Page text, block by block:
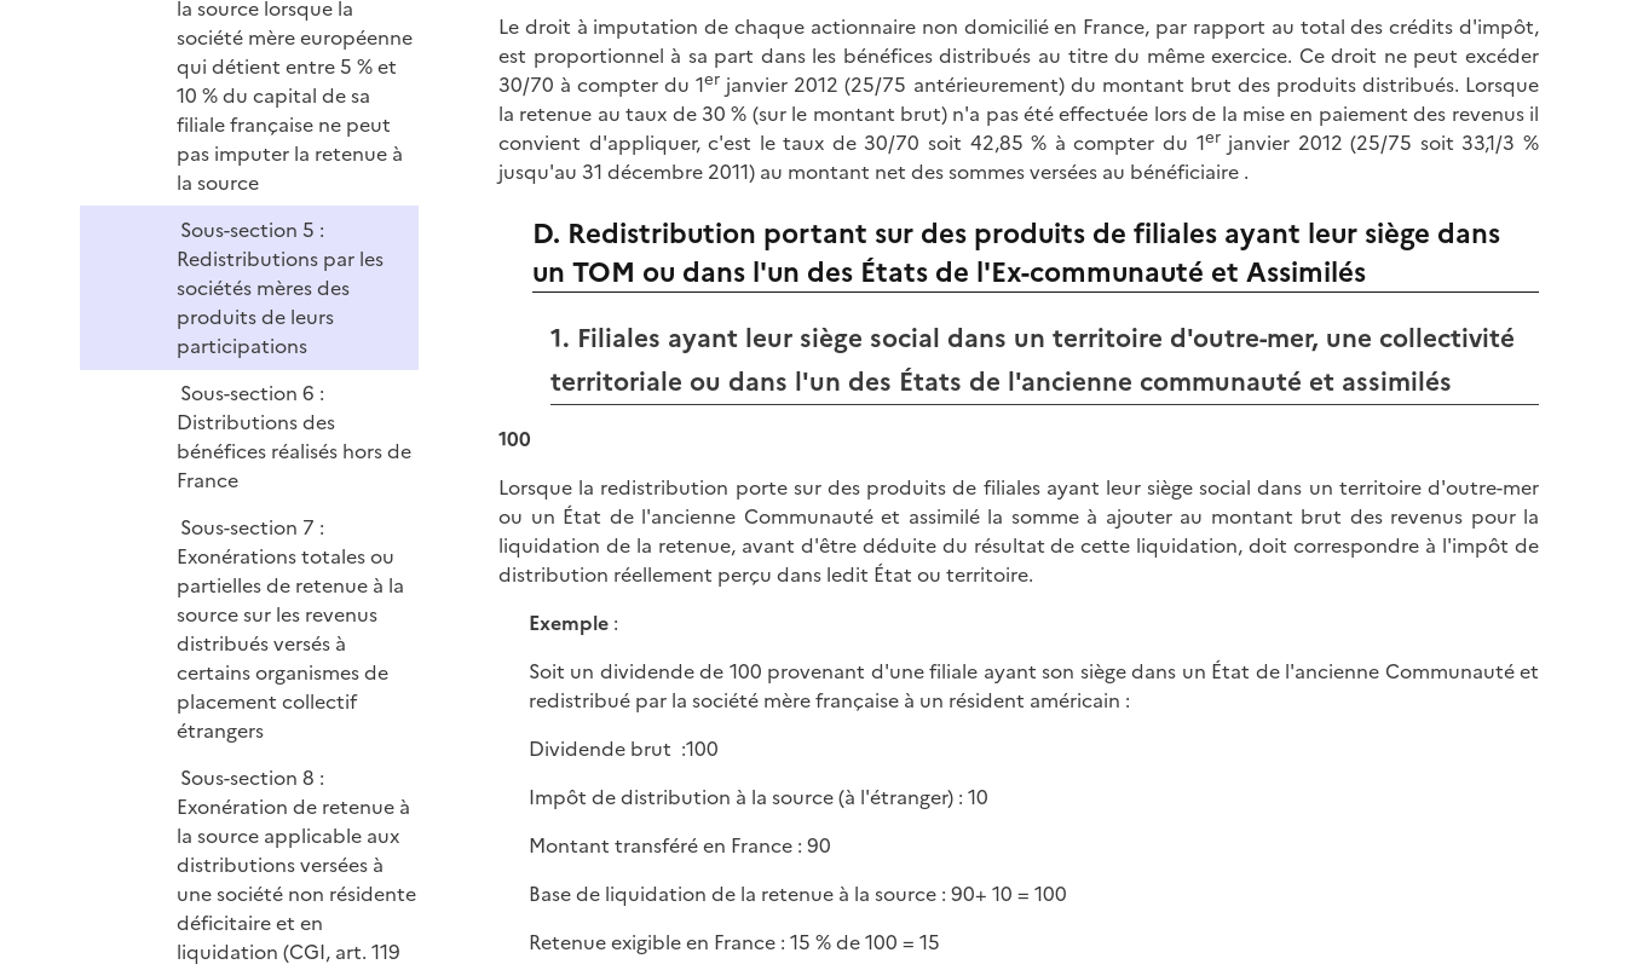
la source lorsque la
société mère européenne
qui détient entre 5 % et
10 % du capital de sa
filiale française ne peut
pas imputer la retenue à
la source
Sous-section 5 :
Redistributions par les
sociétés mères des
produits de leurs
participations
Sous-section 6 :
Distributions des
bénéfices réalisés hors de
France
Sous-section 7 :
Exonérations totales ou
partielles de retenue à la
source sur les revenus
distribués versés à
certains organismes de
placement collectif
étrangers
Sous-section 8 :
Exonération de retenue à
la source applicable aux
distributions versées à
une société non résidente
déficitaire et en
liquidation (CGI, art. 119
Le droit à imputation de chaque actionnaire non domicilié en France, par rapport au total des crédits d'impôt,
est proportionnel à sa part dans les bénéfices distribués au titre du même exercice. Ce droit ne peut excéder
30/70 à compter du 1er janvier 2012 (25/75 antérieurement) du montant brut des produits distribués. Lorsque
la retenue au taux de 30 % (sur le montant brut) n'a pas été effectuée lors de la mise en paiement des revenus il
convient d'appliquer, c'est le taux de 30/70 soit 42,85 % à compter du 1erjanvier 2012 (25/75 soit 33,1/3 %
jusqu'au 31 décembre 2011) au montant net des sommes versées au bénéficiaire .
D. Redistribution portant sur des produits de filiales ayant leur siège dans
un TOM ou dans l'un des États de l'Ex-communauté et Assimilés
1. Filiales ayant leur siège social dans un territoire d'outre-mer, une collectivité
territoriale ou dans l'un des États de l'ancienne communauté et assimilés
100
Lorsque la redistribution porte sur des produits de filiales ayant leur siège social dans un territoire d'outre-mer
ou un État de l'ancienne Communauté et assimilé la somme à ajouter au montant brut des revenus pour la
liquidation de la retenue, avant d'être déduite du résultat de cette liquidation, doit correspondre à l'impôt de
distribution réellement perçu dans ledit État ou territoire.
Exemple:
Soit un dividende de 100 provenant d'une filiale ayant son siège dans un État de l'ancienne Communauté et
redistribué par la société mère française à un résident américain :
Dividende brut :100
Impôt de distribution à la source (à l'étranger) : 10
Montant transféré en France : 90
Base de liquidation de la retenue à la source : 90+ 10 = 100
Retenue exigible en France : 15 % de 100 = 15